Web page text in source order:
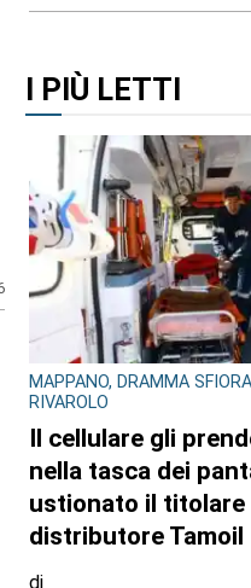
I PIÙ LETTI
MAPPANO, DRAMMA
RIVAROLO
Il cellulare gli
nella tasca dei
ustionato il titolare
distributore Tamoil
di